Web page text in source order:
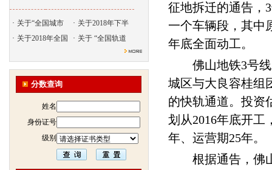
· 关于“全国城市 · 关于2018年下半
· 关于2018年全国 · 关于 “全国轨道
分数查询
姓名
身份证号
级别
浙江广播电视大学培训学院
陕西交通职业技术学院
安弗施无线射频系统(上海)有
达诺巴特集团（中国）
欧姆龙自动化（中国）有限公
中铁隧道勘测设计院有限公司
克诺尔车辆设备（苏州）有限
深圳达实智能股份有限公司
征地拆迁的通告，
一个车辆段，其中
年底全面动工。
佛山地铁3号线
城区与大良容桂组
的快轨通道。投资
划从2016年底开工
年、运营期25年。
根据通告，佛山